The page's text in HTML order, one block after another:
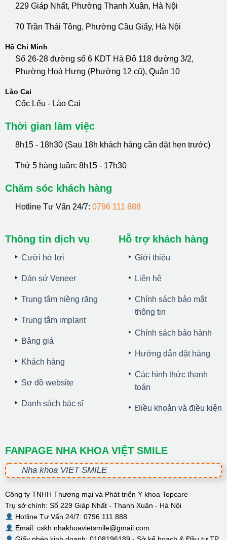
229 Giáp Nhất, Phường Thanh Xuân, Hà Nội
70 Trần Thái Tông, Phường Cầu Giấy, Hà Nội
Hồ Chí Minh
Số 26-28 đường số 6 KDT Hà Đô 118 đường 3/2,
Phường Hoà Hưng (Phường 12 cũ), Quận 10
Lào Cai
Cốc Lếu - Lào Cai
Thời gian làm việc
8h15 - 18h30 (Sau 18h khách hàng cần đặt hẹn trước)
Thứ 5 hàng tuần: 8h15 - 17h30
Chăm sóc khách hàng
Hotline Tư Vấn 24/7: 0796 111 888
Thông tin dịch vụ
Cười hở lợi
Dán sứ Veneer
Trung tâm niềng răng
Trung tâm implant
Bảng giá
Khách hàng
Sơ đồ website
Danh sách bác sĩ
Hỗ trợ khách hàng
Giới thiệu
Liên hệ
Chính sách bảo mật
thông tin
Chính sách bảo hành
Hướng dẫn đặt hàng
Các hình thức thanh
toán
Điều khoản và điều kiện
FANPAGE NHA KHOA VIỆT SMILE
Nha khoa VIET SMILE
Công ty TNHH Thương mại và Phát triển Y khoa Topcare
Trụ sở chính: Số 229 Giáp Nhất - Thanh Xuân - Hà Nội
Hotline Tư Vấn 24/7: 0796 111 888
Email: cskh.nhakhoavietsmile@gmail.com